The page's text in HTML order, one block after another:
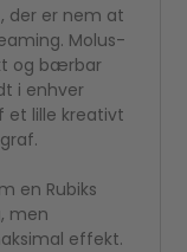
, der er nem at
Molus-
og bærbar
i enhver
et lille kreativt
en Rubiks
men
effekt.